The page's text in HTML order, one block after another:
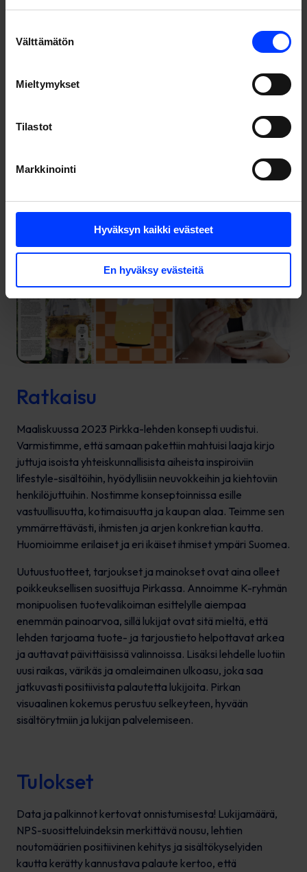
valinta
Välttämätön
Mieltymykset
Tilastot
Markkinointi
Hyväksyn kaikki evästeet
En hyväksy evästeitä
mukaansatempaavalla tavalla. Halusimme tehdä
monipuolisemman, iloisemman ja ihmisläheisemmän.
Ratkaisu
Maaliskuussa 2023 Pirkka-lehden konsepti uudistui.
Varmistimme, että samaan pakettiin mahtuisi laaja kirjo
juttuja isoista yhteiskunnallisista aiheista inspiroiviin
lifestyle-sisältöihin, hyödyllisiin neuvokkeihin ja kiehtoviin
henkilöjuttuihin. Nostimme konseptoinnissa esille
vastuullisuutta, kotimaisuutta ja kaupan alaa. Teimme sen
ymmärrettävästi, ihmisten ja arjen konkretian kautta.
Huomioimme erilaiset ja eri ikäiset ihmiset ympäri Suomea.
Uutuustuotteet, tarjoukset ja mainokset ovat aina olleet
poikkeuksellisen suosittuja Pirkassa. Annoimme K-ryhmän
monipuolisen tuotevalikoiman esittelylle aiempaa
enemmän painoarvoa, sillä lukijat ovat sitä mieltä, että
lehden tarjoama tuote- ja tarjoustieto helpottavat arkea
ja auttavat päivittäisissä valinnoissa. Lisäksi lehdelle luotiin
uusi raikas, värikäs ja omaleimainen ulkoasu, joka saa
jatkuvasti positiivista palautetta lukijoita. Pirkan
visuaalinen kokemus perustuu selkeyteen, hyvään
sisältörytmiin ja lukijan palvelemiseen.
Tulokset
Data ja palkinnot kertovat onnistumisesta! Lukijamäärä,
NPS-suositteluindeksin merkittävä nousu, lehtien
noutomäärien positiivinen kehitys ja sisältökyselyiden
kautta kerätty kannustava palaute kertoo, että